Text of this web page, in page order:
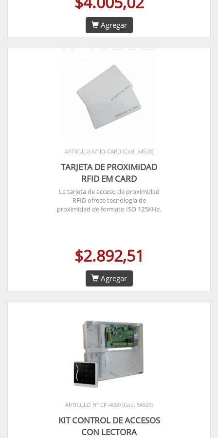
Agregar
ARTICULO N° ID-CARD (Cod. 54520)
TARJETA DE PROXIMIDAD
RFID EM CARD
La tarjeta de acceso de proximidad
RFID ofrece tecnología de
proximidad de formato ISO 125KHz.
$2.892,51
Agregar
ARTICULO N° CP-4000 (Cod. 54500)
KIT CONTROL DE ACCESOS
CON LECTORA